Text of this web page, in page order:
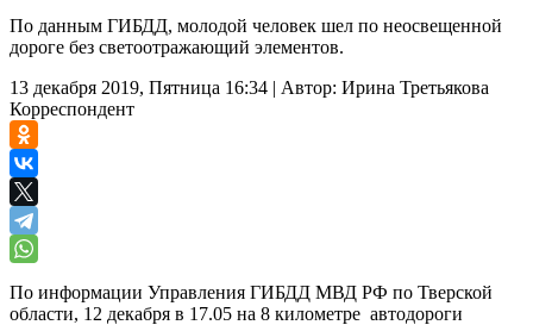
По данным ГИБДД, молодой человек шел по неосвещенной
дороге без светоотражающий элементов.
13 декабря 2019, Пятница 16:34 | Автор: Ирина Третьякова
Корреспондент
По информации Управления ГИБДД МВД РФ по Тверской
области, 12 декабря в 17.05 на 8 километре автодороги